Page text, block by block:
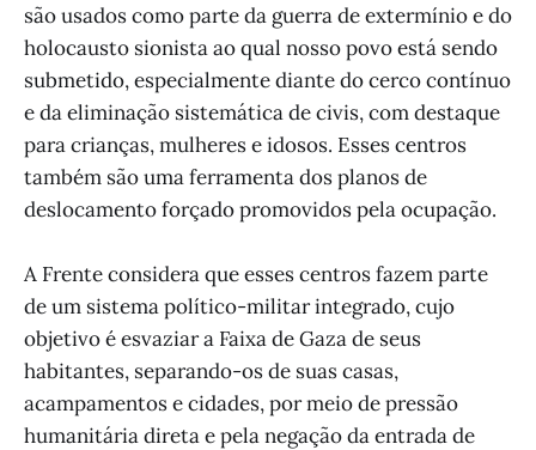
são usados como parte da guerra de extermínio e do
holocausto sionista ao qual nosso povo está sendo
submetido, especialmente diante do cerco contínuo
e da eliminação sistemática de civis, com destaque
para crianças, mulheres e idosos. Esses centros
também são uma ferramenta dos planos de
deslocamento forçado promovidos pela ocupação.
A Frente considera que esses centros fazem parte
de um sistema político-militar integrado, cujo
objetivo é esvaziar a Faixa de Gaza de seus
habitantes, separando-os de suas casas,
acampamentos e cidades, por meio de pressão
humanitária direta e pela negação da entrada de